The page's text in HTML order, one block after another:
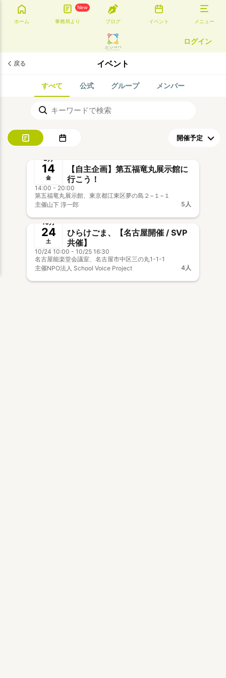
ホーム
New
事務局より ブログ イベント メニュー
ログイン
戻る イベント
すべて 公式 グループ メンバー
募集中
8月
14
金
【自主企画】第五福竜丸展示館に
行こう！
14:00 - 20:00
第五福竜丸展示館、東京都江東区夢の島２−１−１
主催山下 淳一郎 5人
募集中
10月
24
土
ひらけごま、【名古屋開催 / SVP
共催】
10/24 10:00 - 10/25 16:30
名古屋能楽堂会議室、名古屋市中区三の丸1-1-1
主催NPO法人 School Voice Project 4人